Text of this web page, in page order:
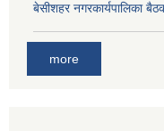
बे‍‍सीशहर नगरकार्यपालिका
more